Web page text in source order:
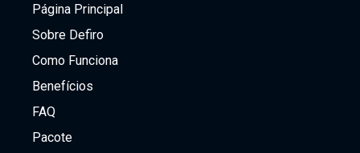
Página Principal
Sobre Defiro
Como Funciona
Benefícios
FAQ
Pacote